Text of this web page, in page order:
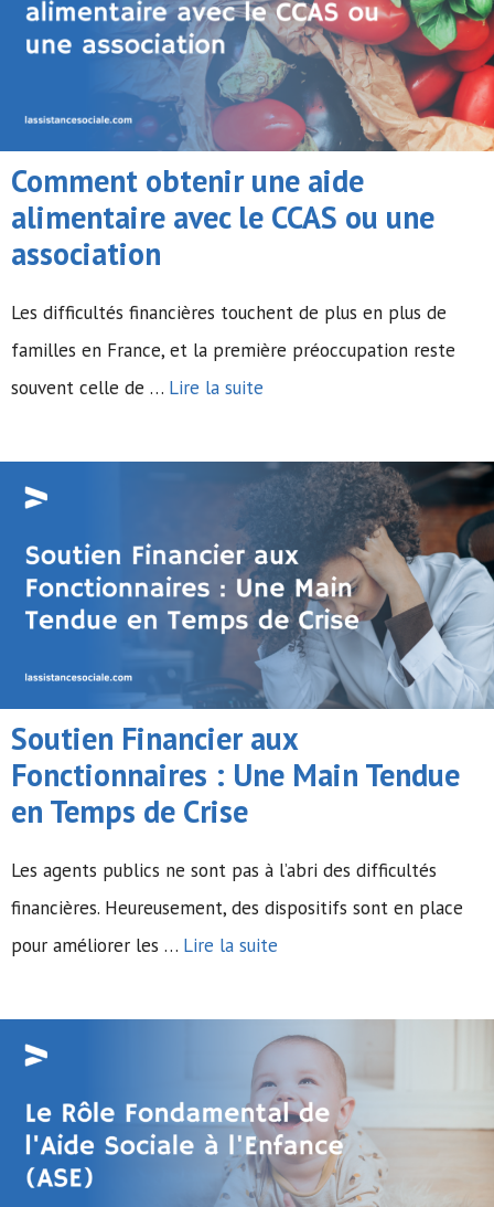
Comment obtenir une aide
alimentaire avec le CCAS ou une
association
Les difficultés financières touchent de plus en plus de
familles en France, et la première préoccupation reste
souvent celle de … Lire la suite
Soutien Financier aux
Fonctionnaires : Une Main Tendue
en Temps de Crise
Les agents publics ne sont pas à l’abri des difficultés
financières. Heureusement, des dispositifs sont en place
pour améliorer les … Lire la suite